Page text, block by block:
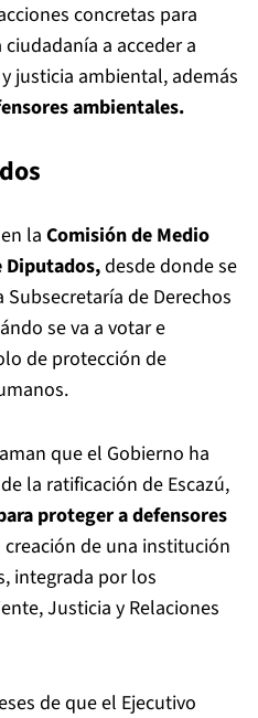
concretas para
a acceder a
justicia ambiental, además
ambientales.
la Comisión de Medio
Diputados,desde donde se
de Derechos
se va a votar e
de protección de
que el Gobierno ha
la ratificación de Escazú,
proteger a defensores
creación de una institución
integrada por los
Justicia y Relaciones
de que el Ejecutivo